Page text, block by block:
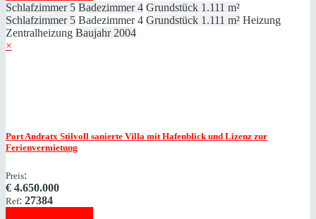
Schlafzimmer 5 Badezimmer 4 Grundstück 1.111 m²
Schlafzimmer 5 Badezimmer 4 Grundstück 1.111 m² Heizung
Zentralheizung Baujahr 2004
×
Port Andratx Stilvoll sanierte Villa mit Hafenblick und Lizenz zur
Ferienvermietung
Preis:
€ 4.650.000
Ref: 27384